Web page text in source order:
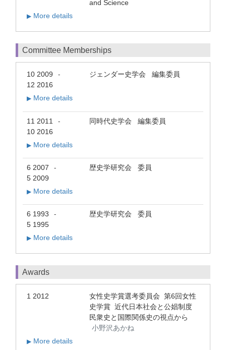
and Science
▶ More details
Committee Memberships
10 2009 -
12 2016
ジェンダー史学会 編集委員
▶ More details
11 2011 -
10 2016
同時代史学会 編集委員
▶ More details
6 2007 -
5 2009
歴史学研究会 委員
▶ More details
6 1993 -
5 1995
歴史学研究会 委員
▶ More details
Awards
1 2012
女性史学賞選考委員会 第6回女性
史学賞 近代日本社会と公娼制度
民衆史と国際関係史の視点から
小野沢あかね
▶ More details